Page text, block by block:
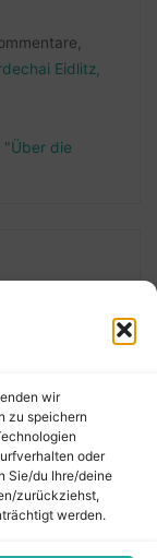
wir
zu speichern
oder
Sie/du Ihre/deine
zurückziehst,
werden.
Eidlitz,
"Über die